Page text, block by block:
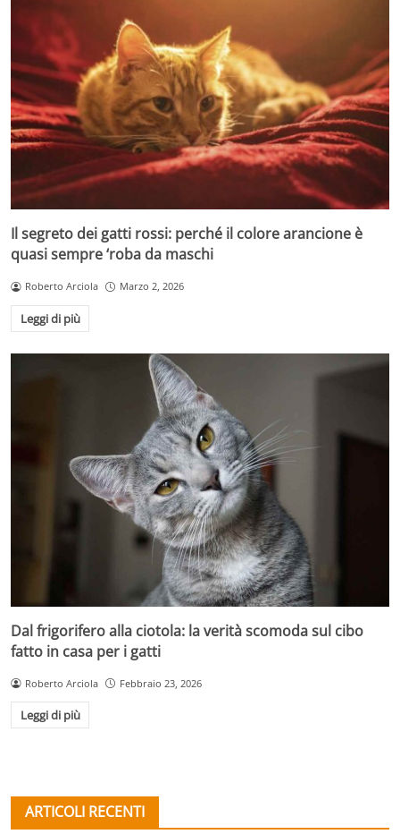
Il segreto dei gatti rossi: perché il colore arancione è
quasi sempre ‘roba da maschi
Roberto Arciola Marzo 2, 2026
Leggi di più
Dal frigorifero alla ciotola: la verità scomoda sul cibo
fatto in casa per i gatti
Roberto Arciola Febbraio 23, 2026
Leggi di più
ARTICOLI RECENTI